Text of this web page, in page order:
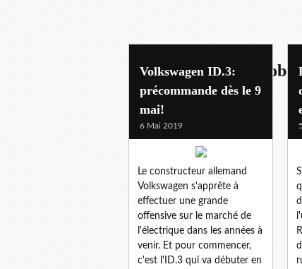
mondial de
Volkswagen ID.3:
précommande dès le 9
mai!
6 Mai 2019
Le constructeur allemand
Volkswagen s'apprête à
effectuer une grande
offensive sur le marché de
l'électrique dans les années à
venir. Et pour commencer,
c'est l'ID.3 qui va débuter en